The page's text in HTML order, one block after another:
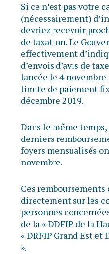
Si ce n’est pas votre
(nécessairement)
devriez recevoir
de taxation. Le
effectivement
d’envois d’avis de
lancée le 4 novembre
limite de paiement
décembre 2019.
Dans le même
derniers
foyers mensualisés
novembre.
Ces
directement sur les
personnes
de la « DDFIP de la
« DRFIP Grand Est et
».